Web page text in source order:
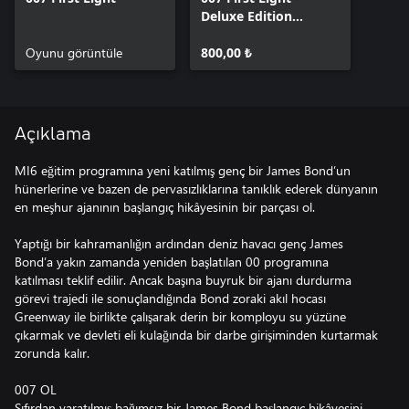
Oyunu görüntüle
Deluxe Edition
800,00 ₺
Açıklama
MI6 eğitim programına yeni katılmış genç bir James Bond’un
hünerlerine ve bazen de pervasızlıklarına tanıklık ederek dünyanın
en meşhur ajanının başlangıç hikâyesinin bir parçası ol.
Yaptığı bir kahramanlığın ardından deniz havacı genç James
Bond’a yakın zamanda yeniden başlatılan 00 programına
katılması teklif edilir. Ancak başına buyruk bir ajanı durdurma
görevi trajedi ile sonuçlandığında Bond zoraki akıl hocası
Greenway ile birlikte çalışarak derin bir komployu su yüzüne
çıkarmak ve devleti eli kulağında bir darbe girişiminden kurtarmak
zorunda kalır.
007 OL